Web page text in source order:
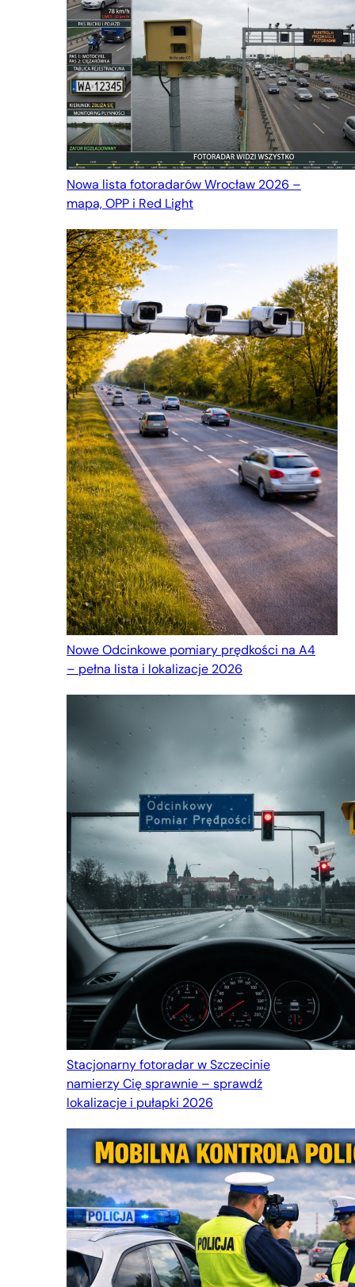
Nowa lista fotoradarów Wrocław 2026 –
mapa, OPP i Red Light
Nowe Odcinkowe pomiary prędkości na A4
– pełna lista i lokalizacje 2026
Stacjonarny fotoradar w Szczecinie
namierzy Cię sprawnie – sprawdź
lokalizacje i pułapki 2026